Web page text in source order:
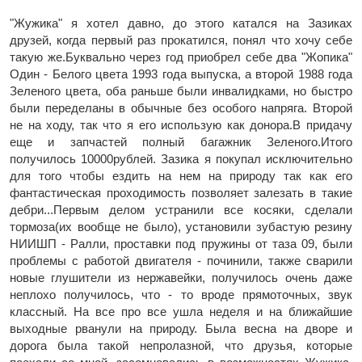
"Жужика" я хотел давно, до этого катался на Зазиках
друзей, когда первый раз прокатился, понял что хочу себе
такую же.Буквально через год приобрел себе два "Жопика"
Один - Белого цвета 1993 года выпуска, а второй 1988 года
Зеленого цвета, оба раньше были инвалидками, но быстро
были переделаны в обычные без особого напряга. Второй
не на ходу, так что я его использую как донора.В придачу
еще и запчастей полный багажник Зеленого.Итого
получилось 10000рублей. Зазика я покупал исключительно
для того чтобы ездить на нем на природу так как его
фантастическая проходимость позволяет залезать в такие
дебри...Первым делом устранили все косяки, сделали
тормоза(их вообще не было), установили зубастую резину
НИИШП - Ралли, проставки под пружины от таза 09, были
проблемы с работой двигателя - починили, также сварили
новые глушители из нержавейки, получилось очень даже
неплохо получилось, что - то вроде прямоточных, звук
классный. На все про все ушла неделя и на ближайшие
выходные рванули на природу. Была весна на дворе и
дорога была такой непролазной, что друзья, которые